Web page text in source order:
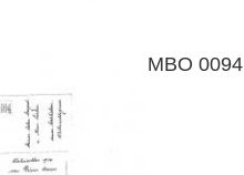
MBO 0094